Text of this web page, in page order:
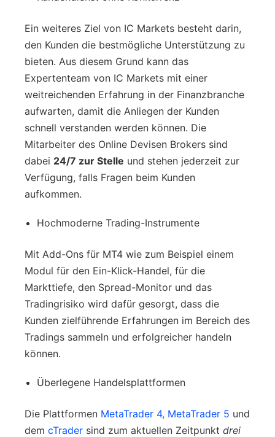
Ein weiteres Ziel von IC Markets besteht darin,
den Kunden die bestmögliche Unterstützung zu
bieten. Aus diesem Grund kann das
Expertenteam von IC Markets mit einer
weitreichenden Erfahrung in der Finanzbranche
aufwarten, damit die Anliegen der Kunden
schnell verstanden werden können. Die
Mitarbeiter des Online Devisen Brokers sind
dabei 24/7 zur Stelle und stehen jederzeit zur
Verfügung, falls Fragen beim Kunden
aufkommen.
Hochmoderne Trading-Instrumente
Mit Add-Ons für MT4 wie zum Beispiel einem
Modul für den Ein-Klick-Handel, für die
Markttiefe, den Spread-Monitor und das
Tradingrisiko wird dafür gesorgt, dass die
Kunden zielführende Erfahrungen im Bereich des
Tradings sammeln und erfolgreicher handeln
können.
Überlegene Handelsplattformen
Die Plattformen MetaTrader 4, MetaTrader 5 und
dem cTrader sind zum aktuellen Zeitpunkt drei